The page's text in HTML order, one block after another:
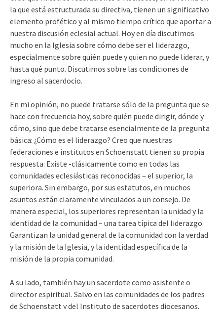
la que está estructurada su directiva, tienen un significativo
elemento profético y al mismo tiempo crítico que aportar a
nuestra discusión eclesial actual. Hoy en día discutimos
mucho en la Iglesia sobre cómo debe ser el liderazgo,
especialmente sobre quién puede y quien no puede liderar, y
hasta qué punto. Discutimos sobre las condiciones de
ingreso al sacerdocio.
En mi opinión, no puede tratarse sólo de la pregunta que se
hace con frecuencia hoy, sobre quién puede dirigir, dónde y
cómo, sino que debe tratarse esencialmente de la pregunta
básica: ¿Cómo es el liderazgo? Creo que nuestras
federaciones e institutos en Schoenstatt tienen su propia
respuesta: Existe -clásicamente como en todas las
comunidades eclesiásticas reconocidas – el superior, la
superiora. Sin embargo, por sus estatutos, en muchos
asuntos están claramente vinculados a un consejo. De
manera especial, los superiores representan la unidad y la
identidad de la comunidad – una tarea típica del liderazgo.
Garantizan la unidad general de la comunidad con la verdad
y la misión de la Iglesia, y la identidad específica de la
misión de la propia comunidad.
A su lado, también hay un sacerdote como asistente o
director espiritual. Salvo en las comunidades de los padres
de Schoenstatt y del Instituto de sacerdotes diocesanos,